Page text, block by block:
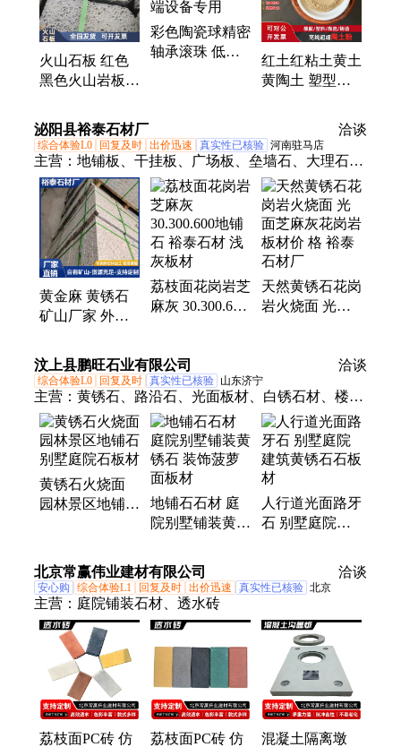
中间包可塑料、打炉料、干振料、刚玉炉衬料、硅藻
土、膨润土、高岭土、橡胶颗粒粉、绿泥白泥修补
料、凹凸棒土、重质轻质碳酸钙
火山石板 红色
黑色火山岩板材
铺路文化石 火
山石颗粒
彩色陶瓷球精密
轴承滚珠 低噪
红土红粘土黄土
黄陶土 塑型陶
黏土 免费拿样
泌阳县裕泰石材厂 洽谈
综合体验L0 回复及时 出价迅速 真实性已核验 河南驻马店
主营： 地铺板、干挂板、广场板、垒墙石、大理石、
黄锈石、地铺石、路边石、路沿石、石板材、异形
石、造景石、异型石、裕泰石材、白麻石材、天然石
材、庭院板材、花岗岩、芝麻白、火烧板、芝麻灰、
台阶板、踏步板、工程板、广场地面
黄金麻 黄锈石
矿山厂家 外墙
墅庭院石板材
荔枝面石材
荔枝面花岗岩芝
麻灰 30.300.600
天然黄锈石花岗
岩火烧面 光面
汶上县鹏旺石业有限公司 洽谈
综合体验L0 回复及时 真实性已核验 山东济宁
主营： 黄锈石、路沿石、光面板材、白锈石材、楼梯
踏步石、路沿水口石、地铺石板材、浅灰色桥石、石
材整石坐凳、浅灰色树池石、公园地铺石材、圆形挡
车石球、别墅工程板材、人行道装饰锈石、剁斧面、
花岗岩
黄锈石火烧面
园林景区地铺石
地铺石石材 庭
院别墅铺装黄锈
板材
人行道光面路牙
石 别墅庭院建
北京常赢伟业建材有限公司
洽谈
安心购 综合体验L1 回复及时 出价迅速 真实性已核验 北京
主营： 庭院铺装石材、透水砖
荔枝面PC砖 仿
荔枝面PC砖 仿
混凝土隔离墩